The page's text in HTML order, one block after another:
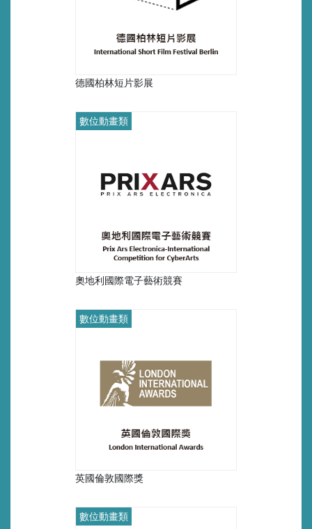
德國柏林短片影展
數位動畫類
奧地利國際電子藝術競賽
數位動畫類
英國倫敦國際獎
數位動畫類